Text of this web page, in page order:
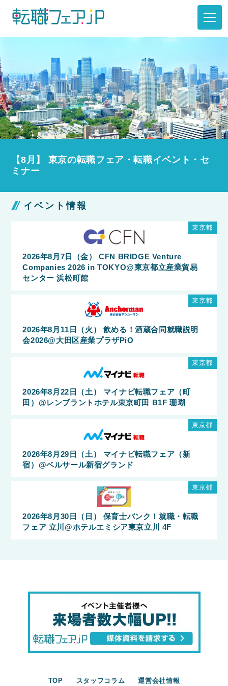
【8月】 東京の転職フェア・転職イベント・セ
ミナー
イベント情報
2026年8月7日（金） CFN BRIDGE Venture
Companies 2026 in TOKYO@東京都立産業貿易
センター 浜松町館
東京都
2026年8月11日（火） 飲める！酒蔵合同就職説明
会2026@大田区産業プラザPiO
東京都
2026年8月22日（土） マイナビ転職フェア（町
田）@レンブラントホテル東京町田 B1F 珊瑚
東京都
2026年8月29日（土） マイナビ転職フェア（新
宿）@ベルサール新宿グランド
東京都
2026年8月30日（日） 保育士バンク！就職・転職
フェア 立川@ホテルエミシア東京立川 4F
東京都
TOP スタッフコラム 運営会社情報